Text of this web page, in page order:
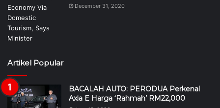
December 31, 2020
Artikel Popular
BACALAH AUTO: PERODUA Perkenal
Axia E Harga ‘Rahmah’ RM22,000